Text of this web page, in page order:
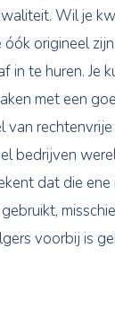
Wil je
origineel
in te huren. Je
met een
van
bedrijven
dat die ene
voorbij is